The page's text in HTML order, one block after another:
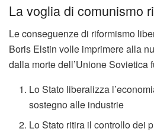
La voglia di comunismo
Le conseguenze di riformismo
Boris Elstin volle imprimere alla
dalla morte dell’Unione Sovietica
Lo Stato liberalizza
sostegno alle industrie
Lo Stato ritira il controllo dei